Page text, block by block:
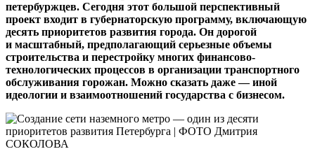
петербуржцев. Сегодня этот большой перспективный
проект входит в губернаторскую программу, включающую
десять приоритетов развития города. Он дорогой
и масштабный, предполагающий серьезные объемы
строительства и перестройку многих финансово-
технологических процессов в организации транспортного
обслуживания горожан. Можно сказать даже — иной
идеологии и взаимоотношений государства с бизнесом.